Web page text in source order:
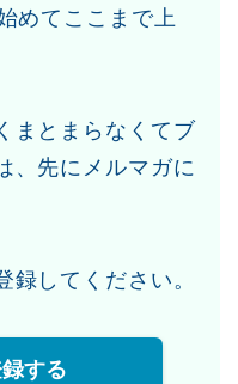
めてここまで上
まとまらなくてブ
、先にメルマガに
してください。
する